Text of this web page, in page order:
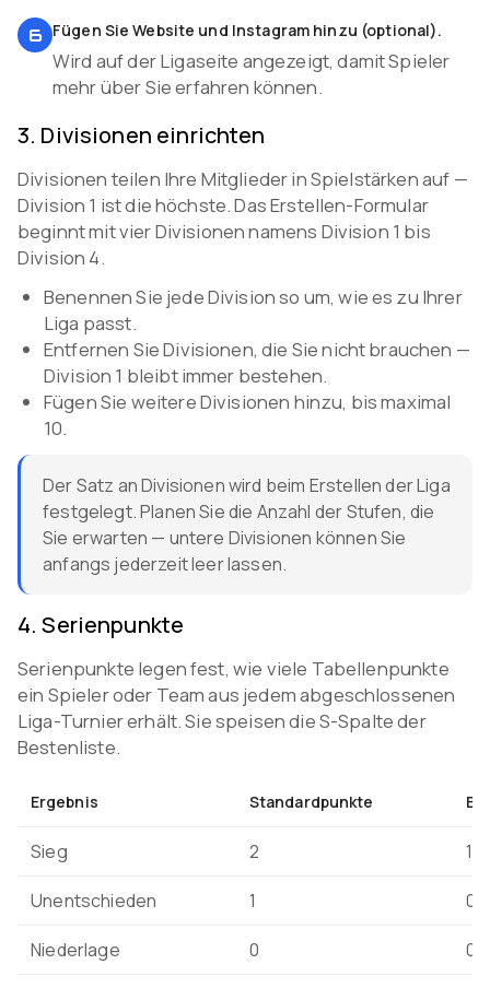
6 Fügen Sie Website und Instagram hinzu (optional).
Wird auf der Ligaseite angezeigt, damit Spieler
mehr über Sie erfahren können.
3. Divisionen einrichten
Divisionen teilen Ihre Mitglieder in Spielstärken auf —
Division 1 ist die höchste. Das Erstellen-Formular
beginnt mit vier Divisionen namens Division 1 bis
Division 4.
Benennen Sie jede Division so um, wie es zu Ihrer
Liga passt.
Entfernen Sie Divisionen, die Sie nicht brauchen —
Division 1 bleibt immer bestehen.
Fügen Sie weitere Divisionen hinzu, bis maximal
10.
Der Satz an Divisionen wird beim Erstellen der Liga
festgelegt. Planen Sie die Anzahl der Stufen, die
Sie erwarten — untere Divisionen können Sie
anfangs jederzeit leer lassen.
4.Serienpunkte
Serienpunkte legen fest, wie viele Tabellenpunkte
ein Spieler oder Team aus jedem abgeschlossenen
Liga-Turnier erhält. Sie speisen die S-Spalte der
Bestenliste.
Ergebnis Standardpunkte
Sieg 2
Unentschieden 1
Niederlage 0